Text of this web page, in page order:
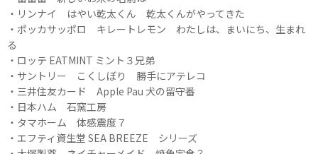
・リンナイ はやい乾太くん 乾太くんがやってきた
・ポッカサッポロ キレートレモン わたしは、まいにち、生まれ
る
・ロッテ EATMINT ミント３兄弟
・サントリー こくしぼり 勝手にアテレコ
・三井住友カード Apple Pau 犬の留守番
・日本ハム 石窯工房
・タマホーム 体感震度７
・エフティ資生堂 SEA BREEZE シリーズ